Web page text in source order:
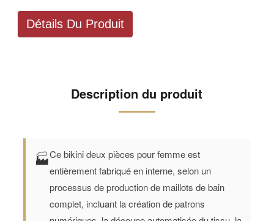
Détails Du Produit
Description du produit
🏭Ce bikini deux pièces pour femme est
entièrement fabriqué en interne, selon un
processus de production de maillots de bain
complet, incluant la création de patrons